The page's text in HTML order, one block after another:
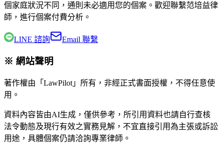
個家庭狀況不同，通則未必適用您的個案。歡迎聯繫范培益律
師 ，進行個案付費分析。
LINE 諮詢 Email 聯繫
※ 網站聲明
著作權由「LawPilot」所有，非經正式書面授權，不得任意使
用。
資料內容皆由AI生成，僅供參考，所引用資料也請自行查核
法令動態及現行有效之實務見解，不宜直接引用為主張或訴訟
用途，具體個案仍請洽詢專業律師。